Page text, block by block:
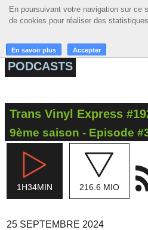
En poursuivant votre navigation sur ce
de cookies pour réaliser des
En savoir plus Accepter
En poursuivant votre navigation sur ce
de cookies pour réaliser des
En savoir plus Accepter
☰
ACCUEIL
ACTIONS
PODCASTS
Trans Vinyl Express
9ème saison - Episode
1H34MIN 216.6 MIO
25 SEPTEMBRE 2024